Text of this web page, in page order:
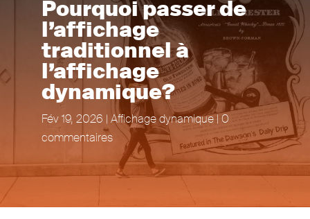
Pourquoi passer de
l’affichage
traditionnel à
l’affichage
dynamique?
Fév 19, 2026 | Affichage dynamique|0
commentaires